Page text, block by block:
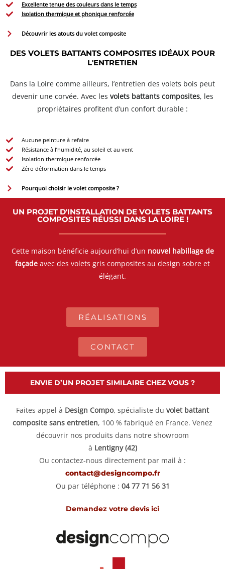
Excellente tenue des couleurs dans le temps
Isolation thermique et phonique renforcée
Découvrir les atouts du volet composite
DES VOLETS BATTANTS COMPOSITES IDÉAUX POUR
L'ENTRETIEN
Dans la Loire comme ailleurs, l’entretien des volets bois peut
devenir une corvée. Avec les volets battants composites, les
propriétaires profitent d’un confort durable :
Aucune peinture à refaire
Résistance à l’humidité, au soleil et au vent
Isolation thermique renforcée
Zéro déformation dans le temps
Pourquoi choisir le volet composite ?
UN PROJET D'INSTALLATION DE VOLETS BATTANTS
COMPOSITES RÉUSSI DANS LA LOIRE !
Cette maison bénéficie aujourd’hui d’un nouvel habillage de
façade avec des volets gris composites au design sobre et
élégant.
RÉALISATIONS
CONTACT
ENVIE D’UN PROJET SIMILAIRE CHEZ VOUS ?
Faites appel à Design Compo, spécialiste du volet battant
composite sans entretien, 100 % fabriqué en France. Venez
découvrir nos produits dans notre showroom
à Lentigny (42)
Ou contactez-nous directement par mail à :
contact@designcompo.fr
Ou par téléphone : 04 77 71 56 31
Demandez votre devis ici